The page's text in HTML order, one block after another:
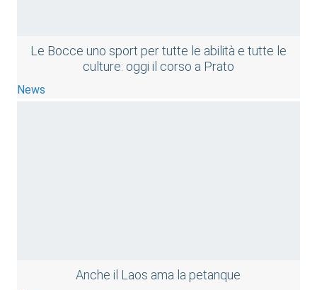
Le Bocce uno sport per tutte le abilità e tutte le
culture: oggi il corso a Prato
News
Anche il Laos ama la petanque